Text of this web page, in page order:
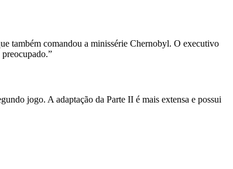
também comandou a minissérie Chernobyl. O executivo
jogo. A adaptação da Parte II é mais extensa e possui